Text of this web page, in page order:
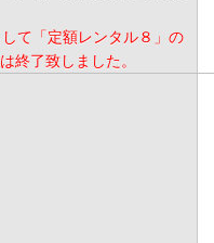
て「定額レンタル８」の
終了致しました。